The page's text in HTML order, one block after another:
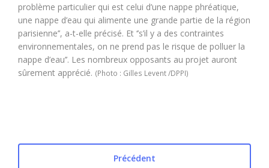
problème particulier qui est celui d’une nappe phréatique,
une nappe d’eau qui alimente une grande partie de la région
parisienne’’, a-t-elle précisé. Et ‘’s’il y a des contraintes
environnementales, on ne prend pas le risque de polluer la
nappe d’eau’’. Les nombreux opposants au projet auront
sûrement apprécié. (Photo : Gilles Levent /DPPI)
Précédent